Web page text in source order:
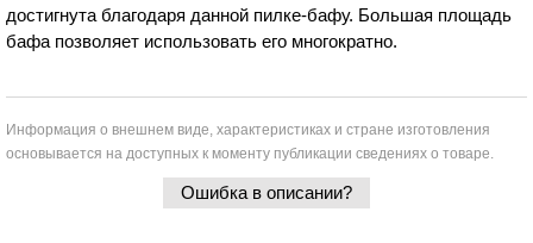
достигнута благодаря данной пилке-бафу. Большая площадь
бафа позволяет использовать его многократно.
Информация о внешнем виде, характеристиках и стране изготовления
основывается на доступных к моменту публикации сведениях о товаре.
Ошибка в описании?